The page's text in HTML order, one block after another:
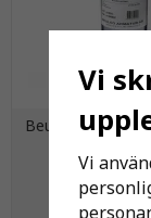
Beulco
525
Vi
Vi